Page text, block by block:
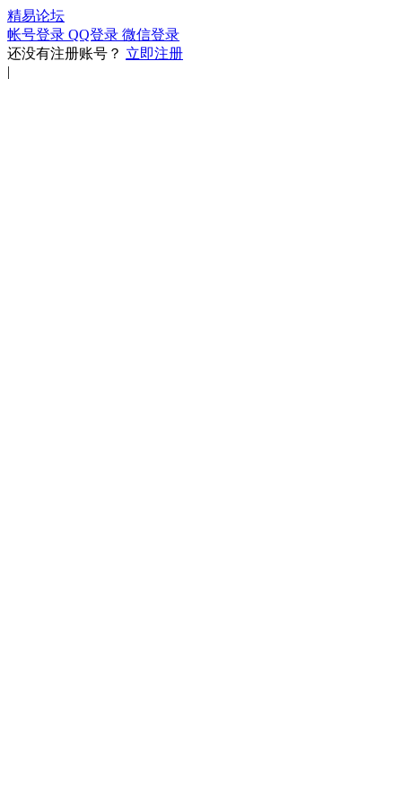
精易论坛
帐号登录 QQ登录 微信登录
还没有注册账号？ 立即注册
|